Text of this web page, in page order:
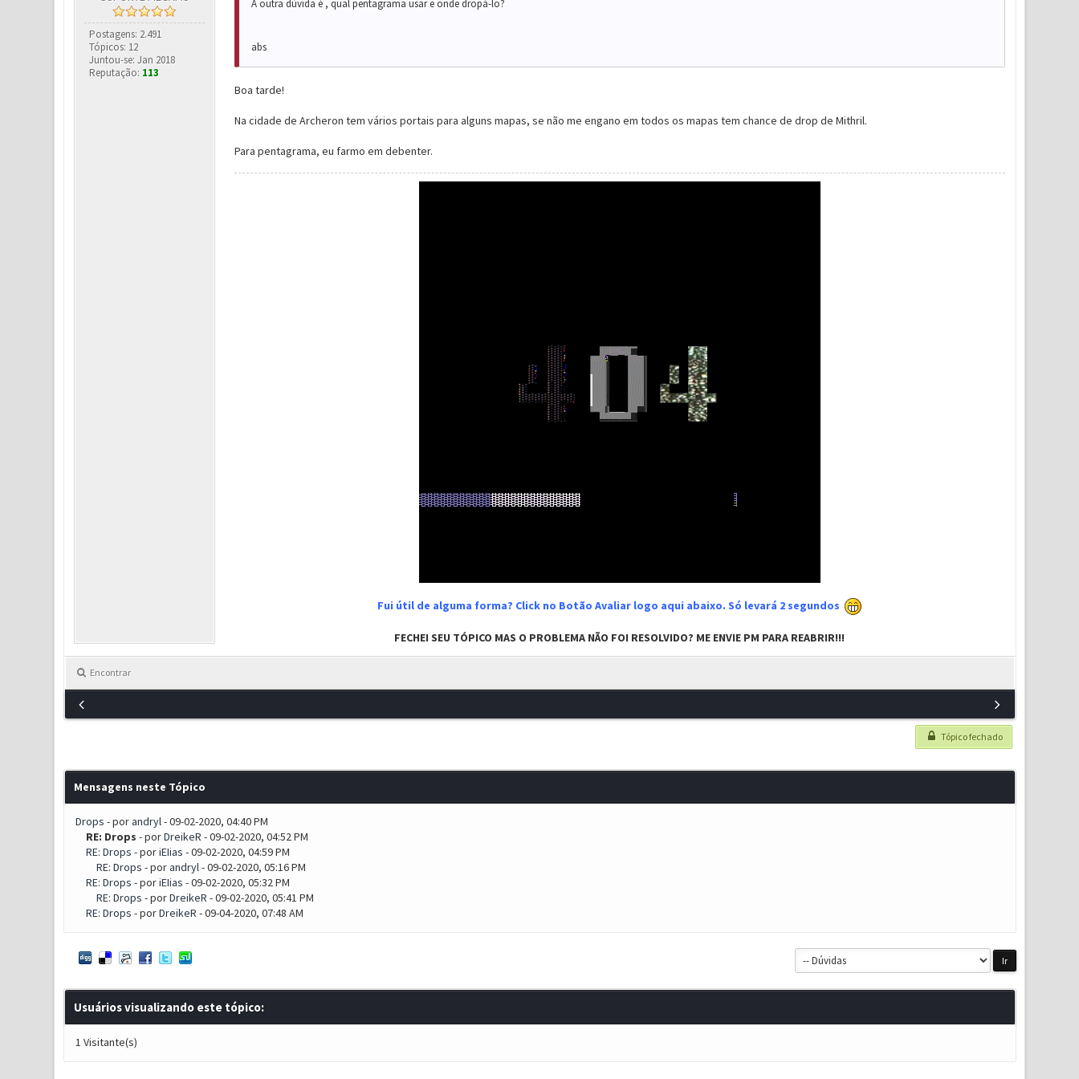
Postagens: 2.491
Tópicos: 12
Juntou-se: Jan 2018
Reputação: 113
A outra dúvida é , qual pentagrama usar e onde dropá-lo?
abs
Boa tarde!
Na cidade de Archeron tem vários portais para alguns mapas, se não me engano em todos os mapas tem chance de drop de Mithril.
Para pentagrama, eu farmo em debenter.
Fui útil de alguma forma? Click no Botão Avaliar logo aqui abaixo. Só levará 2 segundos
FECHEI SEU TÓPICO MAS O PROBLEMA NÃO FOI RESOLVIDO? ME ENVIE PM PARA REABRIR!!!
Encontrar
Tópico fechado
Mensagens neste Tópico
Drops - porandryl- 09-02-2020, 04:40 PM
RE: Drops - porDreikeR - 09-02-2020, 04:52 PM
RE: Drops - poriEIias - 09-02-2020, 04:59 PM
RE: Drops - porandryl- 09-02-2020, 05:16 PM
RE: Drops - poriEIias - 09-02-2020, 05:32 PM
RE: Drops - porDreikeR - 09-02-2020, 05:41 PM
RE: Drops - porDreikeR - 09-04-2020, 07:48 AM
Usuários visualizando este tópico:
1 Visitante(s)